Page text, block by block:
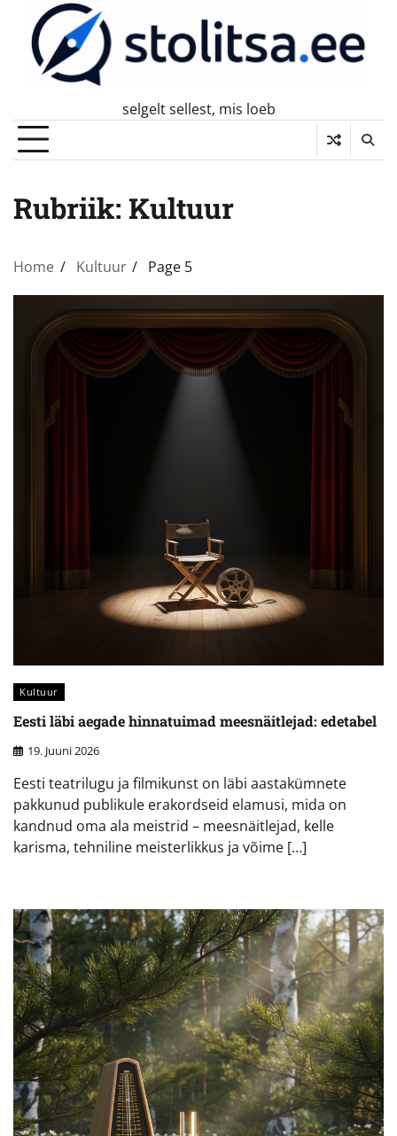
content
selgelt sellest, mis loeb
Rubriik: Kultuur
Home Kultuur Page 5
Kultuur
Eesti läbi aegade hinnatuimad meesnäitlejad: edetabel
19. Juuni 2026
Eesti teatrilugu ja filmikunst on läbi aastakümnete
pakkunud publikule erakordseid elamusi, mida on
kandnud oma ala meistrid – meesnäitlejad, kelle
karisma, tehniline meisterlikkus ja võime […]